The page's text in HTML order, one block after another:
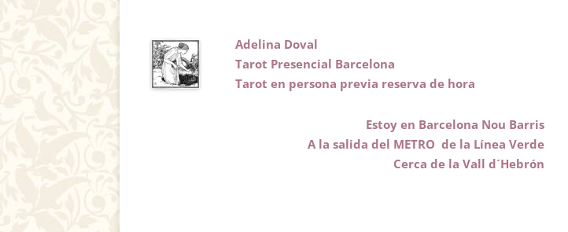
Adelina Doval
Tarot Presencial Barcelona
Tarot en persona previa reserva de hora
Estoy en Barcelona Nou Barris
A la salida del METRO de la Línea Verde
Cerca de la Vall d´Hebrón